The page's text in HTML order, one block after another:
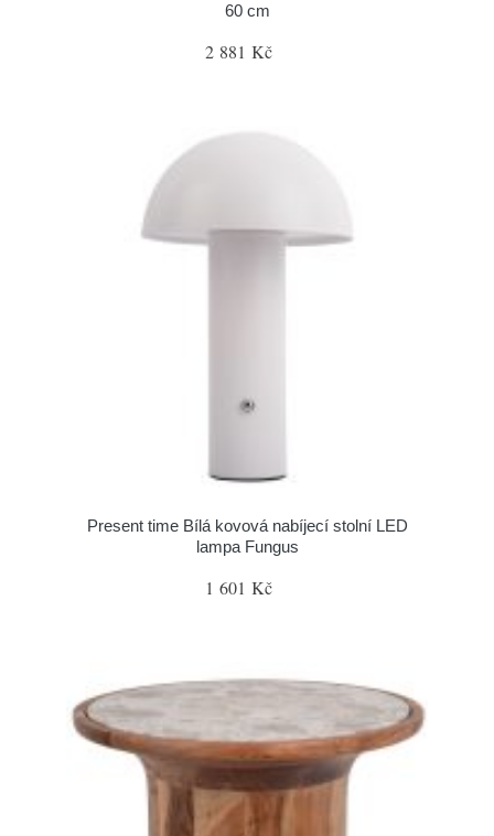
60 cm
2 881 Kč
Present time Bílá kovová nabíjecí stolní LED
lampa Fungus
1 601 Kč